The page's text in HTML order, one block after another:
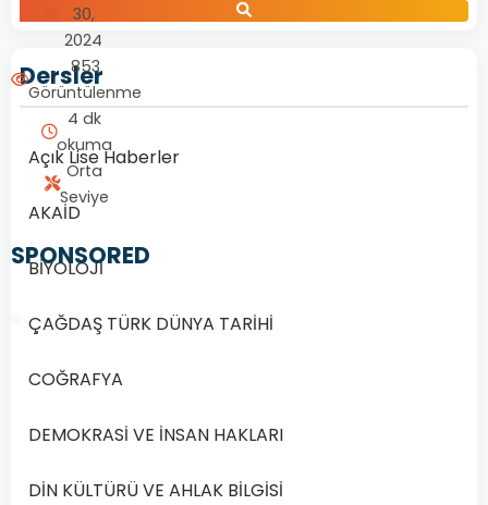
30,
2024
853
Görüntülenme
4 dk
okuma
Orta
Seviye
SPONSORED
Dersler
Açık Lise Haberler
AKAİD
BİYOLOJİ
ÇAĞDAŞ TÜRK DÜNYA TARİHİ
COĞRAFYA
DEMOKRASİ VE İNSAN HAKLARI
DİN KÜLTÜRÜ VE AHLAK BİLGİSİ